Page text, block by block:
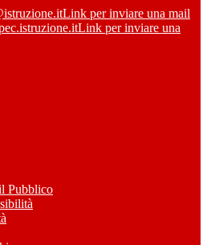
Link per inviare una mail
Link per inviare una
Pubblico